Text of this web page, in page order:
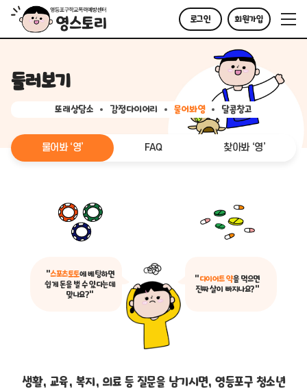
로그인 회원가입
둘러보기
또래상담소 감정다이어리 물어봐영 달콤창고
물어봐 ‘영’ FAQ 찾아봐 ‘영’
“스포츠토토에 베팅하면
쉽게 돈을 벌 수 있다는데
맞나요?”
“다이어트 약을 먹으면
진짜 살이 빠지나요?”
생활, 교육, 복지, 의료 등 질문을 남기시면,영등포구 청소년